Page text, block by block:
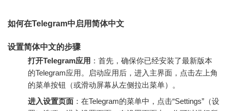
如何在Telegram中启用简体中文
设置简体中文的步骤
打开Telegram应用 ：首先，确保你已经安装了最新版本
的Telegram应用。启动应用后，进入主界面，点击左上角
的菜单按钮（或滑动屏幕从左侧拉出菜单）。
进入设置页面 ：在Telegram的菜单中，点击“Settings”（设